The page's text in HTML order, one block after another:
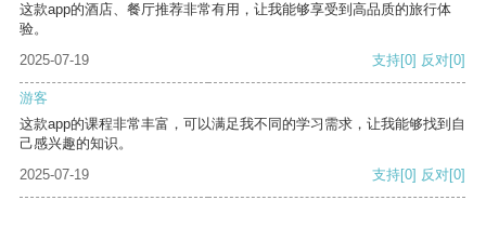
这款app的酒店、餐厅推荐非常有用，让我能够享受到高品质的旅行体
验。
2025-07-19
支持[0] 反对[0]
游客
这款app的课程非常丰富，可以满足我不同的学习需求，让我能够找到自
己感兴趣的知识。
2025-07-19
支持[0] 反对[0]